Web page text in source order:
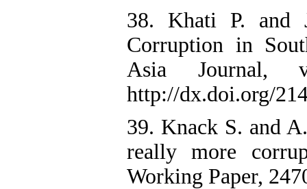
38. Khati P. and
Corruption in
Asia Journal,
http://dx.doi.org/
39. Knack S. and
really more
Working Paper,